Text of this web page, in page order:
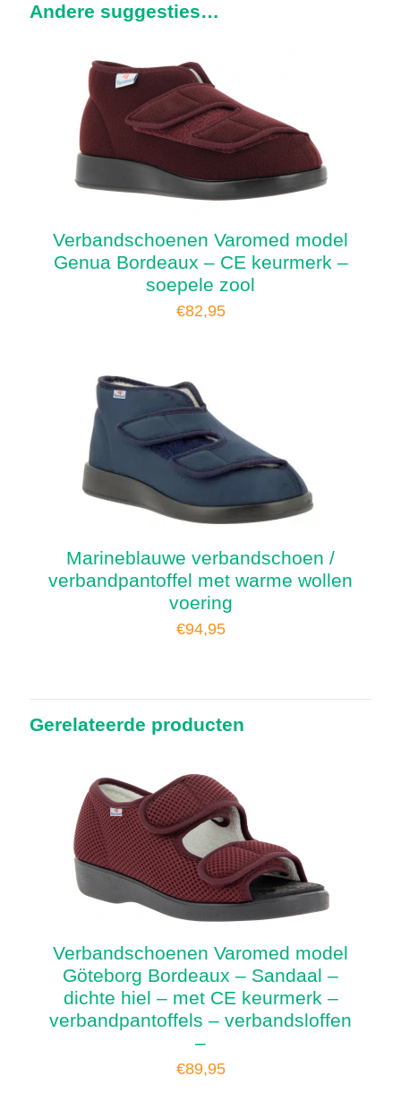
Andere suggesties…
Verbandschoenen Varomed model
Genua Bordeaux – CE keurmerk –
soepele zool
€82,95
Marineblauwe verbandschoen /
verbandpantoffel met warme wollen
voering
€94,95
Gerelateerde producten
Verbandschoenen Varomed model
Göteborg Bordeaux – Sandaal –
dichte hiel – met CE keurmerk –
verbandpantoffels – verbandsloffen
–
€89,95